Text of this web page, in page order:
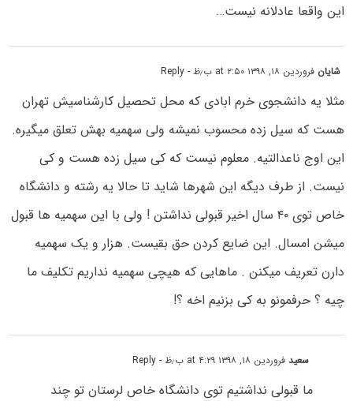
این واقعا عادلانه نیست…
شایان فروردین ۱۸, ۱۳۹۸ at ۲:۵۰ ب٫ظ - Reply
مثلا یه دانشجوی خرم ابادی که محل تحصیل کارشناسیش تهران
هست که سیل زده محسوب نمیشه ولی سهمیه بهش تعلق میگیره.
این اوج ناعدالتیه. معلوم نیست که کی سیل زده هست و کی
نیست. از طرف دیگه این شهرها شاید تا حالا یه رشته و دانشگاه
خاص توی ۴۰ سال اخیر قبولی نداشتن ! ولی با این سهمیه ها قبول
میشن امسال. این ضایع کردن حق بقیست. هزار و یک سهمیه
دارن تعریف میکنن . ماهایی که هیچی سهمیه نداریم تکلیف ما
چیه ؟ حرفمونو به کی بزنیم اخه ؟!
سعیدفروردین ۱۸, ۱۳۹۸ at ۴:۲۹ ب٫ظ - Reply
ما قبولی نداشتیم توی دانشگاه خاص لرستان تو چند